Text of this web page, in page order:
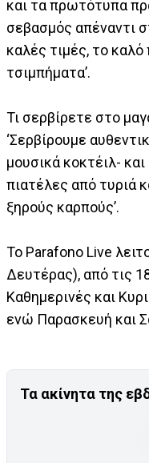
και τα πρωτότυπα
σεβασμός απέναντι
καλές τιμές, το
τσιμπήματα’.
Τι σερβίρετε στο
‘Σερβίρουμε
μουσικά κοκτέιλ-
πιατέλες από τυριά
ξηρούς καρπούς’.
Το Parafono Live
Δευτέρας), από τις
Καθημερινές και
ενώ Παρασκευή και
Τα ακίνητα της